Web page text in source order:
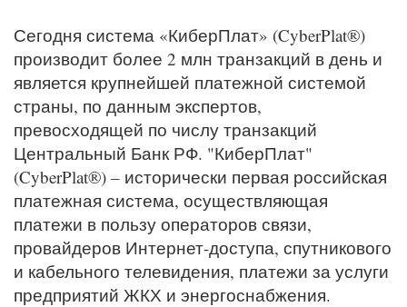
Сегодня система «КиберПлат» (CyberPlat®)
производит более 2 млн транзакций в день и
является крупнейшей платежной системой
страны, по данным экспертов,
превосходящей по числу транзакций
Центральный Банк РФ. "КиберПлат"
(CyberPlat®) – исторически первая российская
платежная система, осуществляющая
платежи в пользу операторов связи,
провайдеров Интернет-доступа, спутникового
и кабельного телевидения, платежи за услуги
предприятий ЖКХ и энергоснабжения.